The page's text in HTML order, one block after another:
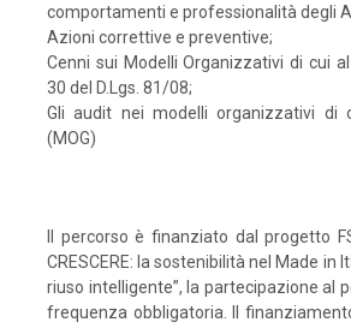
comportamenti e professionalità degli
Azioni correttive e preventive;
Cenni sui Modelli Organizzativi di cui
30 del D.Lgs. 81/08;
Gli audit nei modelli organizzativi di
(MOG)
Il percorso è finanziato dal progetto
CRESCERE: la sostenibilità nel Made in
riuso intelligente”, la partecipazione al
frequenza obbligatoria. Il